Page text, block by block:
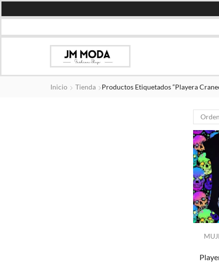
Inicio Tienda Productos Etiquetados “playera